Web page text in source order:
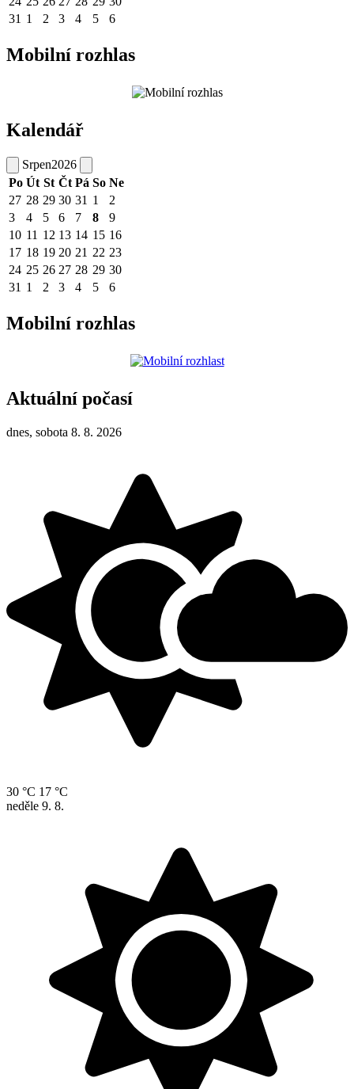
31 1 2 3 4 5 6
Mobilní rozhlas
Kalendář
Srpen2026
Po Út St Čt Pá So Ne
27 28 29 30 31 1
2
3
4 5 6 7 8
9
10 11 12 13 14 15 16
17 18 19 20 21 22 23
24 25 26 27 28 29 30
31 1 2 3 4 5 6
Mobilní rozhlas
Aktuální počasí
dnes, sobota 8. 8. 2026
30 °C 17 °C
neděle 9. 8.